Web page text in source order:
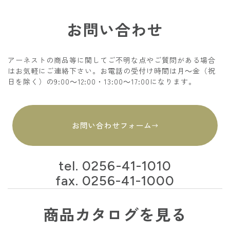
お問い合わせ
アーネストの商品等に関してご不明な点やご質問がある場合
はお気軽にご連絡下さい。お電話の受付け時間は月～金（祝
日を除く）の9:00～12:00・13:00～17:00になります。
お問い合わせフォーム
tel. 0256-41-1010
fax. 0256-41-1000
商品カタログを見る